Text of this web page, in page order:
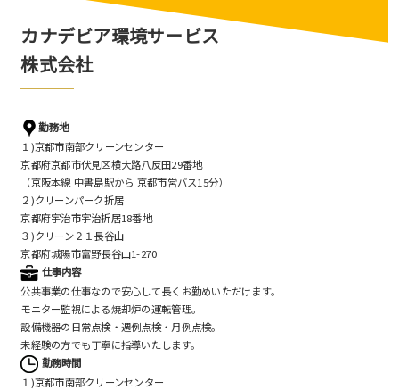
カナデビア環境サービス
株式会社
勤務地
１)京都市南部クリーンセンター
京都府京都市伏見区横大路八反田29番地
（京阪本線 中書島駅から 京都市営バス15分）
２)クリーンパーク折居
京都府宇治市宇治折居18番地
３)クリーン２１長谷山
京都府城陽市富野長谷山1-270
仕事内容
公共事業の仕事なので安心して長くお勤めいただけます。
モニター監視による焼却炉の運転管理。
設備機器の日常点検・週例点検・月例点検。
未経験の方でも丁寧に指導いたします。
勤務時間
１)京都市南部クリーンセンター